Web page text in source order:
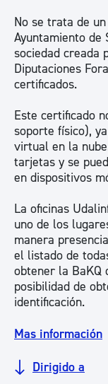
No se trata de
Ayuntamiento de
sociedad creada
Diputaciones
certificados.
Este certificado
soporte físico),
virtual en la
tarjetas y se
en dispositivos
La oficinas
uno de los
manera
el listado de
obtener la BaKQ
posibilidad de
identificación.
Mas información
Dirigido a